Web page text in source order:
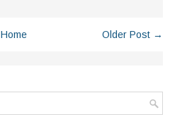
Older Post →
Home